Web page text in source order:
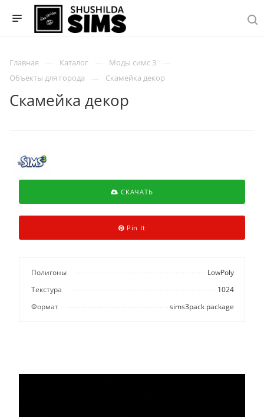
Главная Каталог
Моды симс 3
Объекты для города
Скамейка декор
Скамейка декор
СКАЧАТЬ
Pin It
Полигоны
LowPoly
Текстура
1024
Формат
sims3pack package